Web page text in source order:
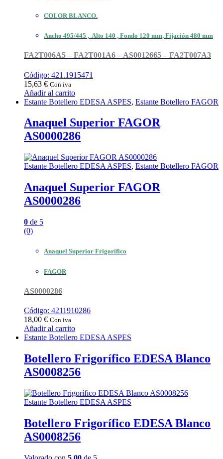
COLOR BLANCO.
Ancho 495/445 , Alto 140 , Fondo 120 mm, Fijación 480 mm
FA2T006A5 – FA2T001A6 – AS0012665 – FA2T007A3
Código: 421.1915471
15,63 € Con iva
Añadir al carrito
Estante Botellero EDESA ASPES, Estante Botellero FAGOR
Anaquel Superior FAGOR
AS0000286
Estante Botellero EDESA ASPES, Estante Botellero FAGOR
Anaquel Superior FAGOR
AS0000286
0 de 5
(0)
Anaquel Superior Frigorífico
FAGOR
AS0000286
Código: 4211910286
18,00 € Con iva
Añadir al carrito
Estante Botellero EDESA ASPES
Botellero Frigorífico EDESA Blanco
AS0008256
Estante Botellero EDESA ASPES
Botellero Frigorífico EDESA Blanco
AS0008256